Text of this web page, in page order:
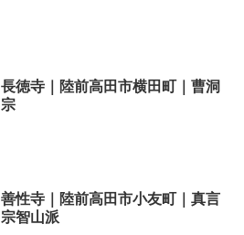
長徳寺｜陸前高田市横田町｜曹洞
宗
善性寺｜陸前高田市小友町｜真言
宗智山派